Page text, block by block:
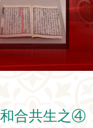
和合共生之④